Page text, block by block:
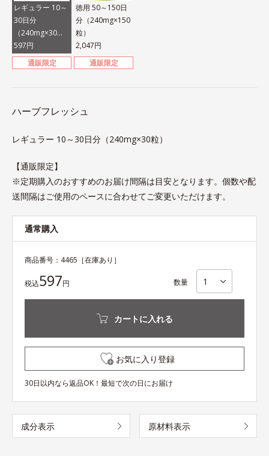
レギュラー 10～
30日分
（240mg×30
粒）
597円
通販限定
徳用 50～150日
分（240mg×150
粒）
2,047円
通販限定
ハーブフレッシュ
レギュラー 10～30日分（240mg×30粒）
【通販限定】
※定期購入のおすすめのお届け間隔は目安となります。個数や配
送間隔はご使用のペースに合わせてご変更いただけます。
通常購入
商品番号： 4465 ［在庫あり］
税込597円 数量
カートに入れる
お気に入り登録
30日以内なら返品OK！最短で次の日にお届け
成分表示 原材料表示